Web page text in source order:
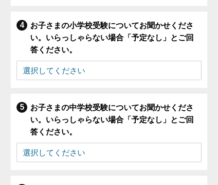
お子さまの小学校受験についてお聞かせくださ
い。いらっしゃらない場合「予定なし」とご回
答ください。
お子さまの中学校受験についてお聞かせくださ
い。いらっしゃらない場合「予定なし」とご回
答ください。